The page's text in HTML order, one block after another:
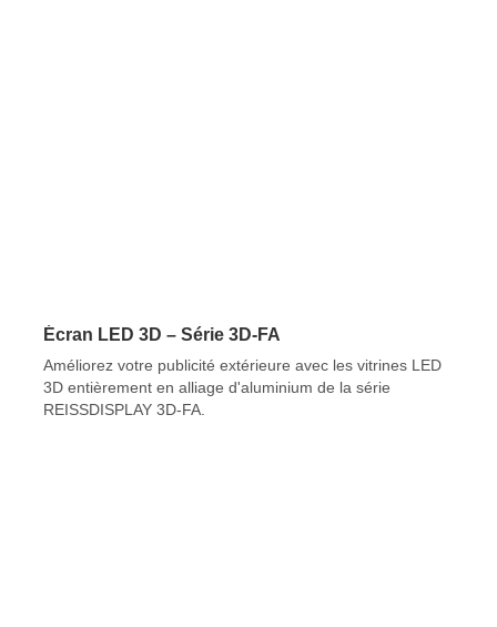
Écran LED 3D – Série 3D-FA
Améliorez votre publicité extérieure avec les vitrines LED
3D entièrement en alliage d'aluminium de la série
REISSDISPLAY 3D-FA.